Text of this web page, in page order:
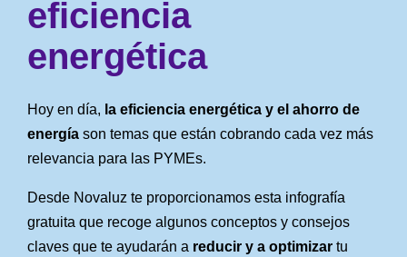
eficiencia
energética
Hoy en día, la eficiencia energética y el ahorro de
energía son temas que están cobrando cada vez más
relevancia para las PYMEs.
Desde Novaluz te proporcionamos esta infografía
gratuita que recoge algunos conceptos y consejos
claves que te ayudarán a reducir y a optimizar tu